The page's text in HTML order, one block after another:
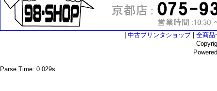
中古プリンタショップ| 全商品
Parse Time: 0.029s